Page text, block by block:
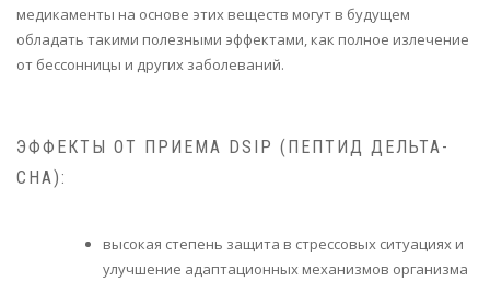
медикаменты на основе этих веществ могут в будущем
обладать такими полезными эффектами, как полное излечение
от бессонницы и других заболеваний.
ЭФФЕКТЫ ОТ ПРИЕМА DSIP (ПЕПТИД ДЕЛЬТА-
СНА):
высокая степень защита в стрессовых ситуациях и
улучшение адаптационных механизмов организма